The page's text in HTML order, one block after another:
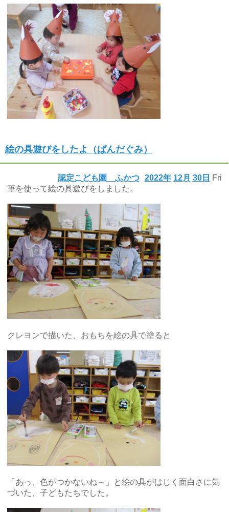
絵の具遊びをしたよ（ぱんだぐみ）
2022年 12月 30日 Fri
認定こども園 ふかつ
筆を使って絵の具遊びをしました。
クレヨンで描いた、おもちを絵の具で塗ると
「あっ、色がつかないね～」と絵の具がはじく面白さに気
づいた、子どもたちでした。